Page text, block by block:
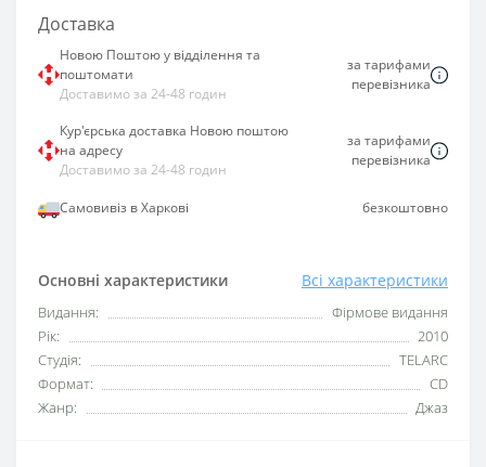
Основні характеристики Всі характеристики
Видання:
Фірмове видання
Рік:
2010
Студія:
TELARC
Формат:
CD
Жанр:
Джаз
Доставка
Новою Поштою у відділення та
поштомати
Доставимо за 24-48 годин
за тарифами
перевізника
Кур'єрська доставка Новою поштою
на адресу
Доставимо за 24-48 годин
за тарифами
перевізника
Самовивіз в Харкові безкоштовно